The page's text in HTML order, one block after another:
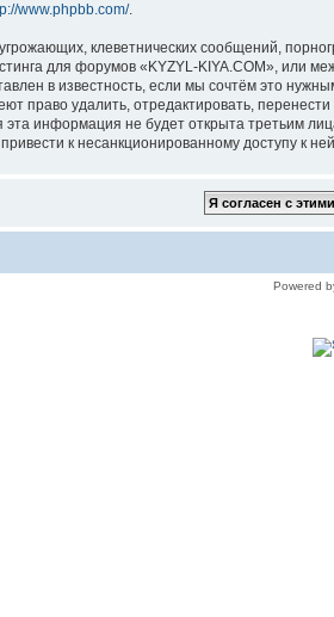
www.phpbb.com/.
клеветнических сообщений,
для форумов «KYZYL-KIYA.COM»,
в известность, если мы сочтём это
право удалить, отредактировать,
информация не будет открыта третьим
к несанкционированному доступу к
Powered